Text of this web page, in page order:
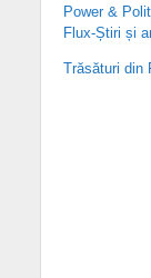
Power &
Flux-Știri și
Trăsături din